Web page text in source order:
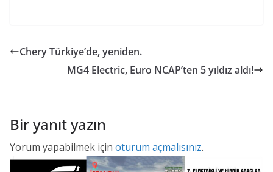
Chery Türkiye’de, yeniden.
MG4 Electric, Euro NCAP’ten 5 yıldız aldı!
Bir yanıt yazın
Yorum yapabilmek için oturum açmalısınız.